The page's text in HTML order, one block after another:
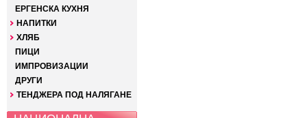
ЕРГЕНСКА КУХНЯ
НАПИТКИ
ХЛЯБ
ПИЦИ
ИМПРОВИЗАЦИИ
ДРУГИ
ТЕНДЖЕРА ПОД НАЛЯГАНЕ